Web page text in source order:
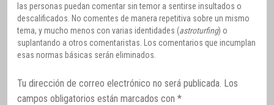
las personas puedan comentar sin temor a sentirse insultados o
descalificados. No comentes de manera repetitiva sobre un mismo
tema, y mucho menos con varias identidades (astroturfing) o
suplantando a otros comentaristas. Los comentarios que incumplan
esas normas básicas serán eliminados.
Tu dirección de correo electrónico no será publicada. Los
campos obligatorios están marcados con *